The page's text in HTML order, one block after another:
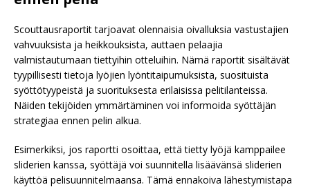
Scouttausraportit tarjoavat olennaisia oivalluksia vastustajien
vahvuuksista ja heikkouksista, auttaen pelaajia
valmistautumaan tiettyihin otteluihin. Nämä raportit sisältävät
tyypillisesti tietoja lyöjien lyöntitaipumuksista, suosituista
syöttötyypeistä ja suorituksesta erilaisissa pelitilanteissa.
Näiden tekijöiden ymmärtäminen voi informoida syöttäjän
strategiaa ennen pelin alkua.
Esimerkiksi, jos raportti osoittaa, että tietty lyöjä kamppailee
sliderien kanssa, syöttäjä voi suunnitella lisäävänsä sliderien
käyttöä pelisuunnitelmaansa. Tämä ennakoiva lähestymistapa